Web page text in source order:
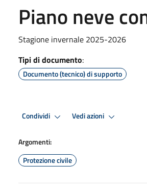
Piano neve
Stagione invernale 2025-2026
Tipi di documento:
Documento (tecnico) di supporto
Condividi Vedi azioni
Argomenti:
Protezione civile